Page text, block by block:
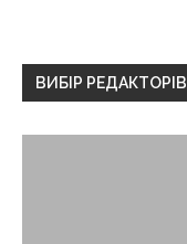
ВИБІР РЕДАКТОРІВ